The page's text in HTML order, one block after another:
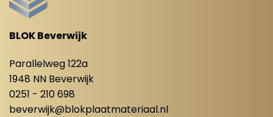
BLOK Beverwijk
Parallelweg 122a
1948 NN Beverwijk
0251 - 210 698
beverwijk@blokplaatmateriaal.nl